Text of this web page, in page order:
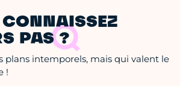
PAS ?
plans intemporels, mais qui valent le
!